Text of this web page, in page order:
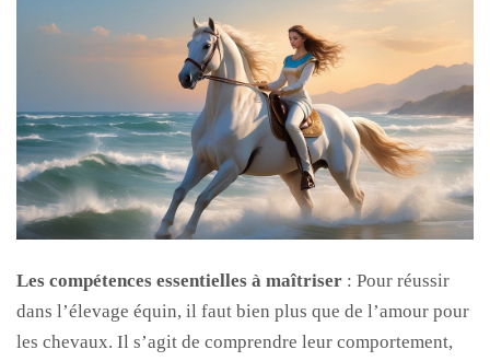
Les compétences essentielles à maîtriser : Pour réussir
dans l’élevage équin, il faut bien plus que de l’amour pour
les chevaux. Il s’agit de comprendre leur comportement,